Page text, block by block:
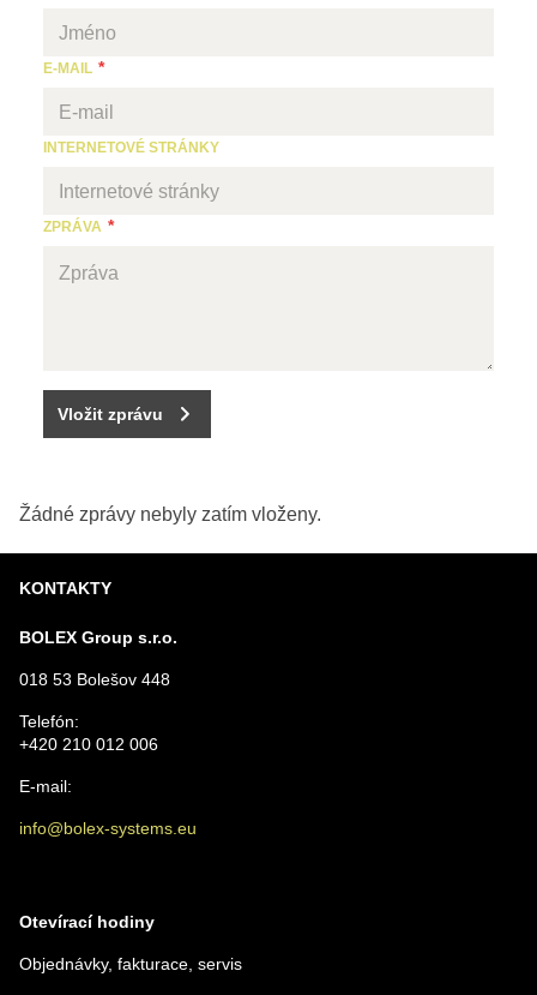
E-MAIL
INTERNETOVÉ STRÁNKY
ZPRÁVA
Vložit zprávu
Žádné zprávy nebyly zatím vloženy.
KONTAKTY
BOLEX Group s.r.o.
018 53 Bolešov 448
Telefón:
+420 210 012 006
E-mail:
info@bolex-systems.eu
Otevírací hodiny
Objednávky, fakturace, servis